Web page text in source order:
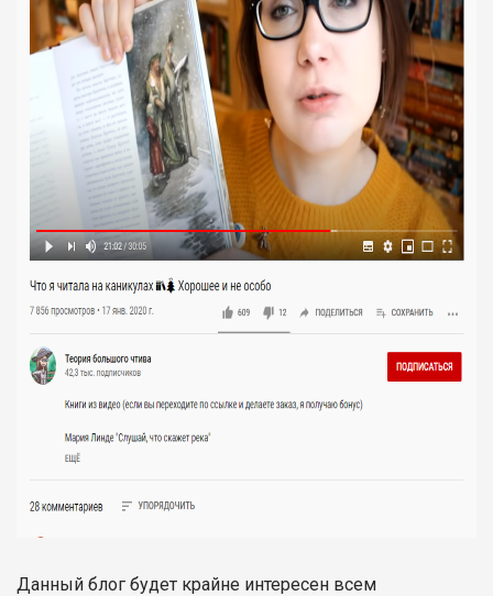
Данный блог будет крайне интересен всем